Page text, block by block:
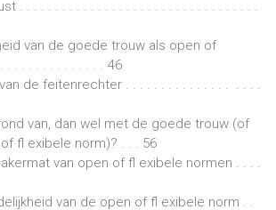
. . . . . . . . . . . . . . . . . . . . . . . . . . . . . . . . . .
van de goede trouw als open of
. . . . . . . . . . . . . 46
de feitenrechter . . . . . . . . . . . . . . . . . . .
van, dan wel met de goede trouw (of
fl exibele norm)? . . . 56
van open of fl exibele normen . . . .
van de open of fl exibele norm . .